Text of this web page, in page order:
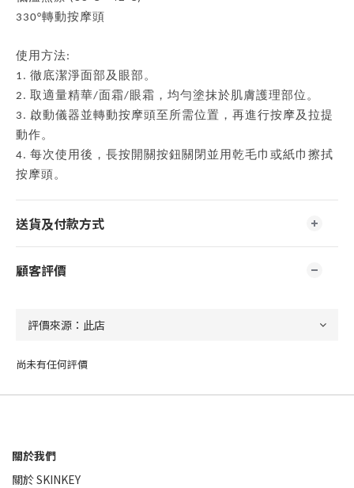
330°轉動按摩頭
使用方法:
1. 徹底潔淨面部及眼部。
2. 取適量精華/面霜/眼霜，均勻塗抹於肌膚護理部位。
3. 啟動儀器並轉動按摩頭至所需位置，再進行按摩及拉提
動作。
4. 每次使用後，長按開關按鈕關閉並用乾毛巾或紙巾擦拭
按摩頭。
送貨及付款方式
顧客評價
尚未有任何評價
關於我們
關於 SKINKEY